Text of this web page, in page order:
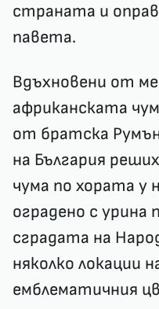
страната и
павета.
Вдъхновени от
африканската
от братска
на България
чума по хората у
оградено с урина
сградата на
няколко локации
емблематичния